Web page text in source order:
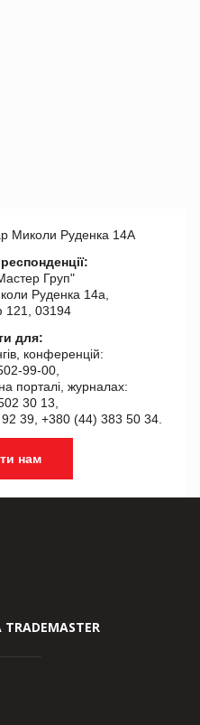
Миколи Руденка 14А
Груп"
Руденка 14а,
121, 03194
для:
конференцій:
99-00,
порталі, журналах:
30 13,
39, +380 (44) 383 50 34.
нам